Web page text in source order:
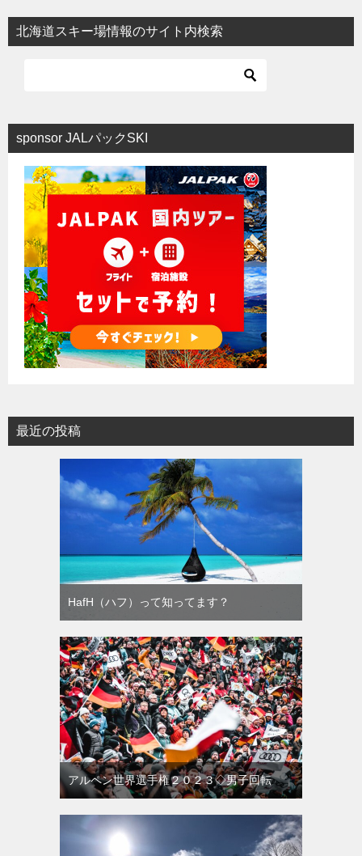
ビ
ゲ
ョ
ン
北海道スキー場情報のサイト内検索
sponsor JALパックSKI
最近の投稿
HafH（ハフ）って知ってます？
アルペン世界選手権２０２３◇男子回転